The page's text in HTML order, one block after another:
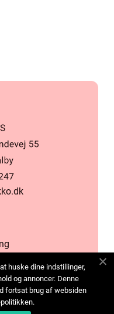
huske dine indstillinger,
og annoncer. Denne
fortsat brug af websiden